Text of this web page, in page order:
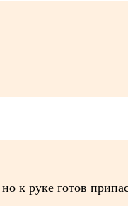
к руке готов